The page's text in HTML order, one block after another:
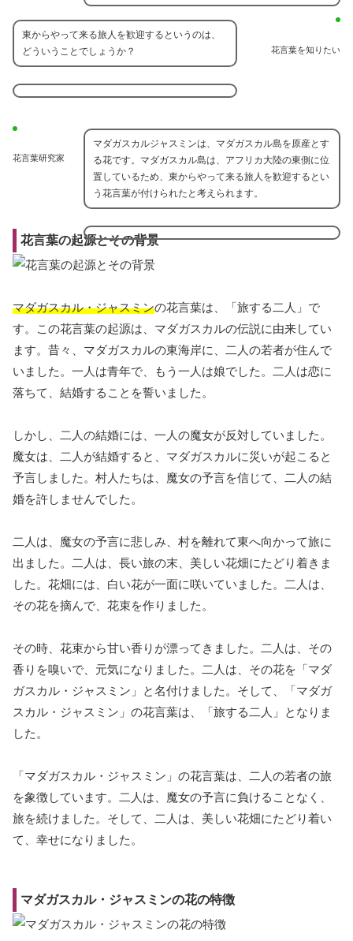
花言葉を知りたい
東からやって来る旅人を歓迎するというのは、
どういうことでしょうか？
花言葉研究家
マダガスカルジャスミンは、マダガスカル島を原産とす
る花です。マダガスカル島は、アフリカ大陸の東側に位
置しているため、東からやって来る旅人を歓迎するとい
う花言葉が付けられたと考えられます。
花言葉の起源とその背景
マダガスカル・ジャスミンの花言葉は、「旅する二人」で
す。この花言葉の起源は、マダガスカルの伝説に由来してい
ます。昔々、マダガスカルの東海岸に、二人の若者が住んで
いました。一人は青年で、もう一人は娘でした。二人は恋に
落ちて、結婚することを誓いました。
しかし、二人の結婚には、一人の魔女が反対していました。
魔女は、二人が結婚すると、マダガスカルに災いが起こると
予言しました。村人たちは、魔女の予言を信じて、二人の結
婚を許しませんでした。
二人は、魔女の予言に悲しみ、村を離れて東へ向かって旅に
出ました。二人は、長い旅の末、美しい花畑にたどり着きま
した。花畑には、白い花が一面に咲いていました。二人は、
その花を摘んで、花束を作りました。
その時、花束から甘い香りが漂ってきました。二人は、その
香りを嗅いで、元気になりました。二人は、その花を「マダ
ガスカル・ジャスミン」と名付けました。そして、「マダガ
スカル・ジャスミン」の花言葉は、「旅する二人」となりま
した。
「マダガスカル・ジャスミン」の花言葉は、二人の若者の旅
を象徴しています。二人は、魔女の予言に負けることなく、
旅を続けました。そして、二人は、美しい花畑にたどり着い
て、幸せになりました。
マダガスカル・ジャスミンの花の特徴